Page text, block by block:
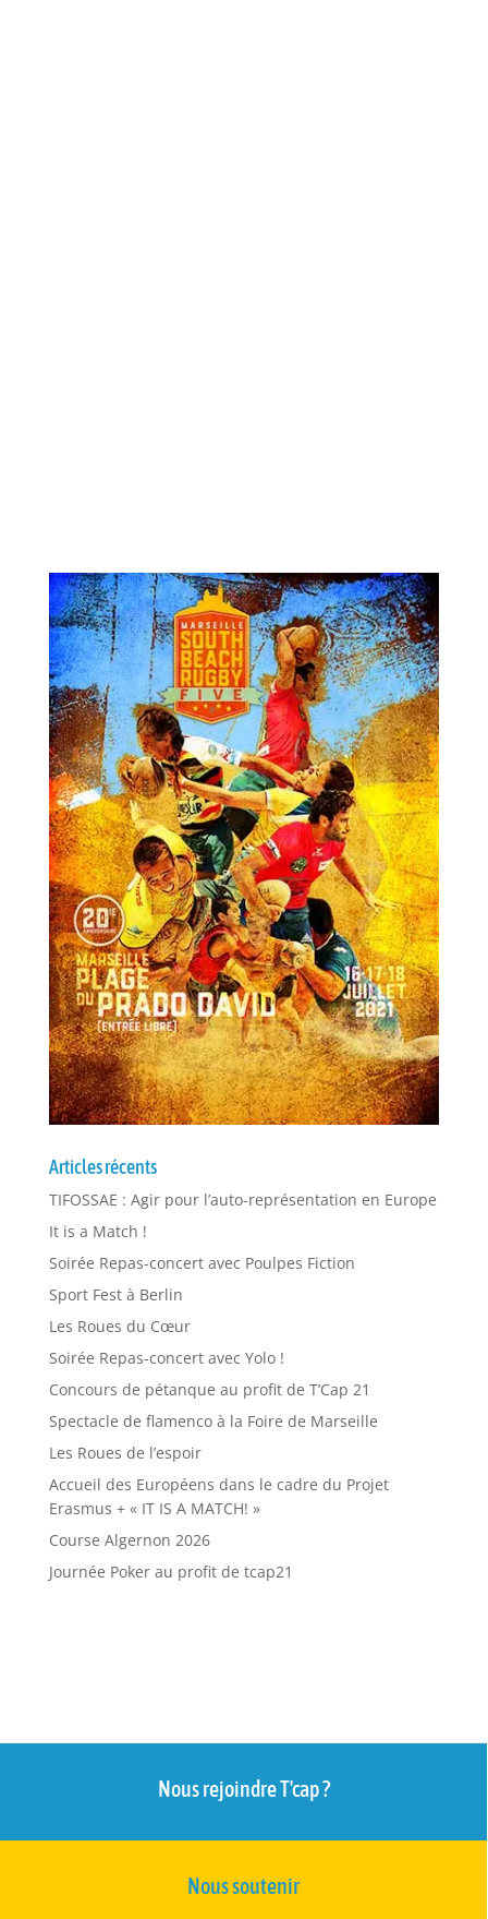
Articles récents
TIFOSSAE : Agir pour l’auto-représentation en Europe
It is a Match !
Soirée Repas-concert avec Poulpes Fiction
Sport Fest à Berlin
Les Roues du Cœur
Soirée Repas-concert avec Yolo !
Concours de pétanque au profit de T’Cap 21
Spectacle de flamenco à la Foire de Marseille
Les Roues de l’espoir
Accueil des Européens dans le cadre du Projet
Erasmus + « IT IS A MATCH! »
Course Algernon 2026
Journée Poker au profit de tcap21
Nous rejoindre T'cap ?
Nous soutenir